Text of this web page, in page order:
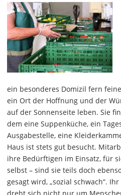
ein besonderes Domizil fern
ein Ort der Hoffnung und der
auf der Sonnenseite leben. Sie
dem eine Suppenküche, ein
Ausgabestelle, eine
Haus ist stets gut besucht.
ihre Bedürftigen im Einsatz, für
selbst – sind sie teils doch
gesagt wird, „sozial schwach“.